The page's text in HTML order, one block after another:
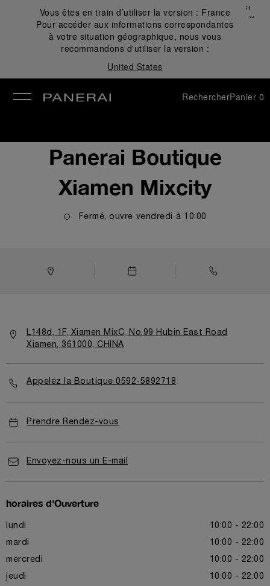
Vous êtes en train d’utiliser la version : France
Pour accéder aux informations correspondantes
à votre situation géographique, nous vous
recommandons d'utiliser la version :
United States
Fermer
✕
RechercherPanier 0
Panerai Boutique
Xiamen Mixcity
Fermé, ouvre vendredi à 10:00
L148d, 1F, Xiamen MixC, No.99 Hubin East Road
Xiamen, 361000, CHINA
Appelez la Boutique 0592-5892718
Prendre Rendez-vous
Envoyez-nous un E-mail
horaires d'Ouverture
lundi 10:00 - 22:00
mardi 10:00 - 22:00
mercredi 10:00 - 22:00
jeudi 10:00 - 22:00